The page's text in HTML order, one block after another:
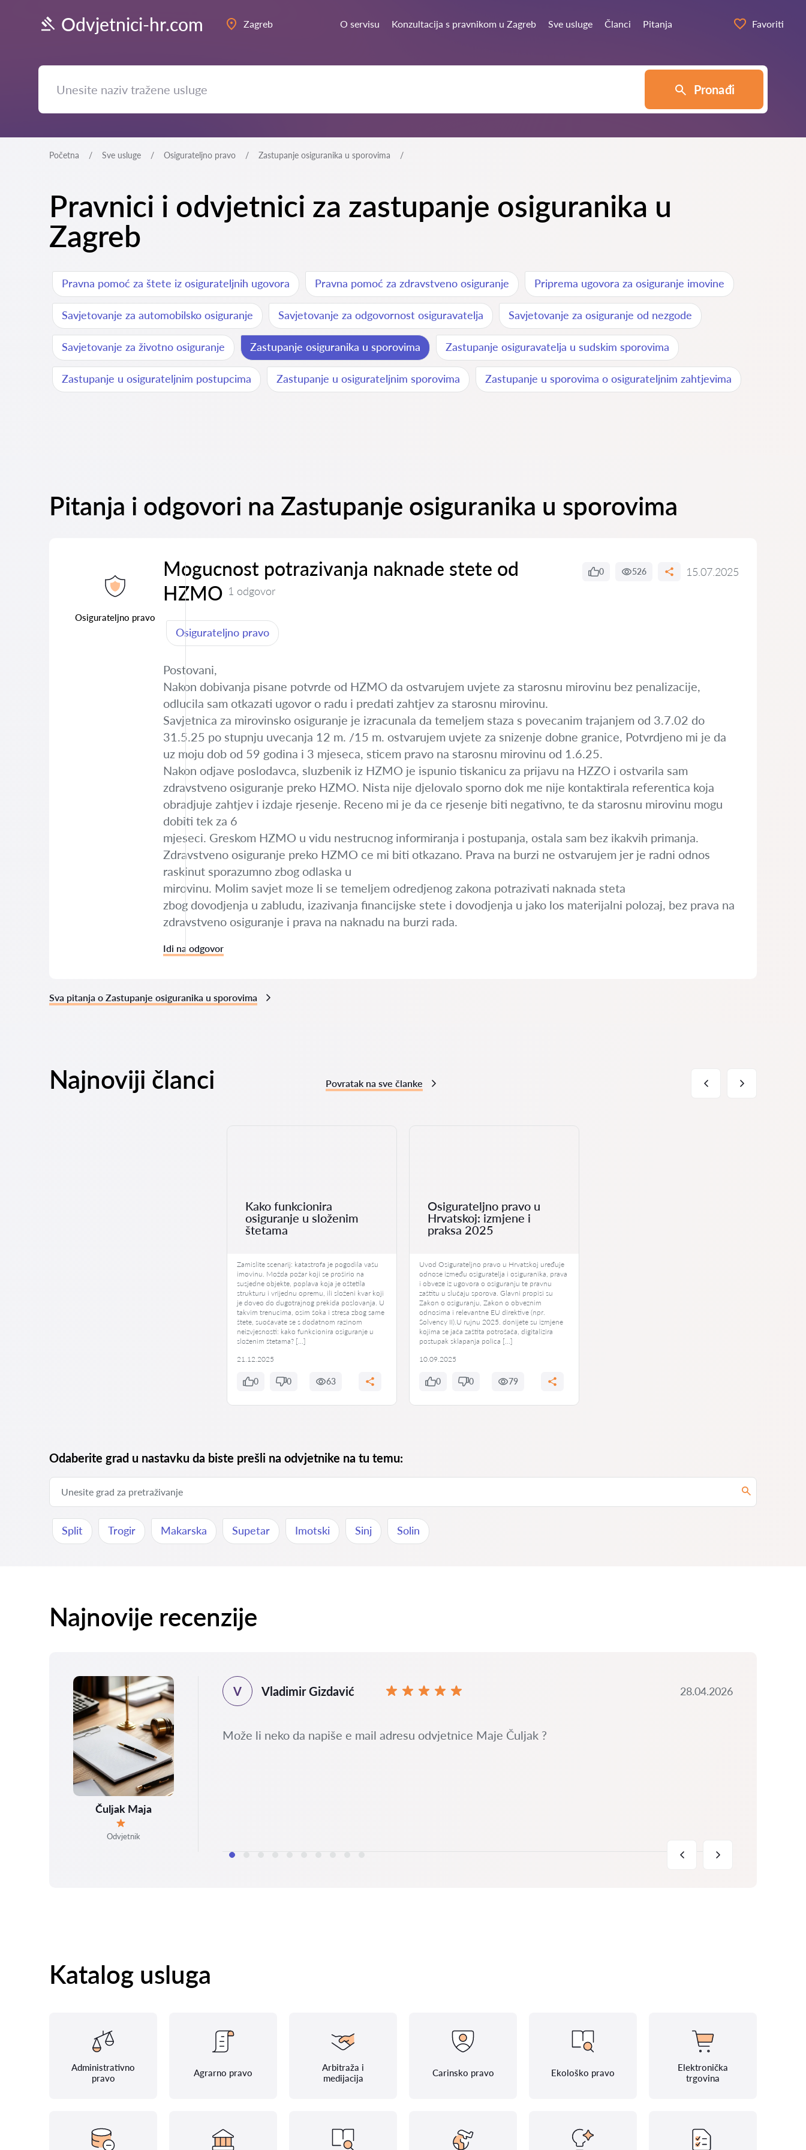
Odvjetnici-hr.com Zagreb O servisu Konzultacija s pravnikom u Zagreb Sve usluge Članci Pitanja Favoriti
Pronađi
Početna Sve usluge Osigurateljno pravo Zastupanje osiguranika u sporovima
Pravnici i odvjetnici za zastupanje osiguranika u
Zagreb
Pravna pomoć za štete iz osigurateljnih ugovora Pravna pomoć za zdravstveno osiguranje Priprema ugovora za osiguranje imovine
Savjetovanje za automobilsko osiguranje Savjetovanje za odgovornost osiguravatelja Savjetovanje za osiguranje od nezgode
Savjetovanje za životno osiguranje Zastupanje osiguranika u sporovima Zastupanje osiguravatelja u sudskim sporovima
Zastupanje u osigurateljnim postupcima Zastupanje u osigurateljnim sporovima Zastupanje u sporovima o osigurateljnim zahtjevima
Pitanja i odgovori na Zastupanje osiguranika u sporovima
Osigurateljno pravo
Mogucnost potrazivanja naknade stete od
HZMO 1 odgovor
0 526 15.07.2025
Osigurateljno pravo
Postovani,
Nakon dobivanja pisane potvrde od HZMO da ostvarujem uvjete za starosnu mirovinu bez penalizacije,
odlucila sam otkazati ugovor o radu i predati zahtjev za starosnu mirovinu.
Savjetnica za mirovinsko osiguranje je izracunala da temeljem staza s povecanim trajanjem od 3.7.02 do
31.5.25 po stupnju uvecanja 12 m. /15 m. ostvarujem uvjete za snizenje dobne granice, Potvrdjeno mi je da
uz moju dob od 59 godina i 3 mjeseca, sticem pravo na starosnu mirovinu od 1.6.25.
Nakon odjave poslodavca, sluzbenik iz HZMO je ispunio tiskanicu za prijavu na HZZO i ostvarila sam
zdravstveno osiguranje preko HZMO. Nista nije djelovalo sporno dok me nije kontaktirala referentica koja
obradjuje zahtjev i izdaje rjesenje. Receno mi je da ce rjesenje biti negativno, te da starosnu mirovinu mogu
dobiti tek za 6
mjeseci. Greskom HZMO u vidu nestrucnog informiranja i postupanja, ostala sam bez ikakvih primanja.
Zdravstveno osiguranje preko HZMO ce mi biti otkazano. Prava na burzi ne ostvarujem jer je radni odnos
raskinut sporazumno zbog odlaska u
mirovinu. Molim savjet moze li se temeljem odredjenog zakona potrazivati naknada steta
zbog dovodjenja u zabludu, izazivanja financijske stete i dovodjenja u jako los materijalni polozaj, bez prava na
zdravstveno osiguranje i prava na naknadu na burzi rada.
Idi na odgovor
Sva pitanja o Zastupanje osiguranika u sporovima
Najnoviji članci Povratak na sve članke
Kako funkcionira
osiguranje u složenim
štetama
Zamislite scenarij: katastrofa je pogodila vašu
imovinu. Možda požar koji se proširio na
susjedne objekte, poplava koja je oštetila
strukturu i vrijednu opremu, ili složeni kvar koji
je doveo do dugotrajnog prekida poslovanja. U
takvim trenucima, osim šoka i stresa zbog same
štete, suočavate se s dodatnom razinom
neizvjesnosti: kako funkcionira osiguranje u
složenim štetama? […]
21.12.2025
0 0 63
Osigurateljno pravo u
Hrvatskoj: izmjene i
praksa 2025
Uvod Osigurateljno pravo u Hrvatskoj uređuje
odnose između osiguratelja i osiguranika, prava
i obveze iz ugovora o osiguranju te pravnu
zaštitu u slučaju sporova. Glavni propisi su
Zakon o osiguranju, Zakon o obveznim
odnosima i relevantne EU direktive (npr.
Solvency II).U rujnu 2025. donijete su izmjene
kojima se jača zaštita potrošača, digitalizira
postupak sklapanja polica […]
10.09.2025
0 0 79
Odaberite grad u nastavku da biste prešli na odvjetnike na tu temu:
Split Trogir Makarska Supetar Imotski Sinj Solin
Najnovije recenzije
Čuljak Maja
Ocjena:
Odvjetnik
V Vladimir Gizdavić 28.04.2026
Može li neko da napiše e mail adresu odvjetnice Maje Čuljak ?
Katalog usluga
Administrativno
pravo
Agrarno pravo
Arbitraža i
medijacija
Carinsko pravo Ekološko pravo
Elektronička
trgovina